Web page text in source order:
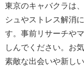
東京のキャバクラは
シュやストレス解消
す。事前リサーチや
しんでください。お
素敵な出会いや新し